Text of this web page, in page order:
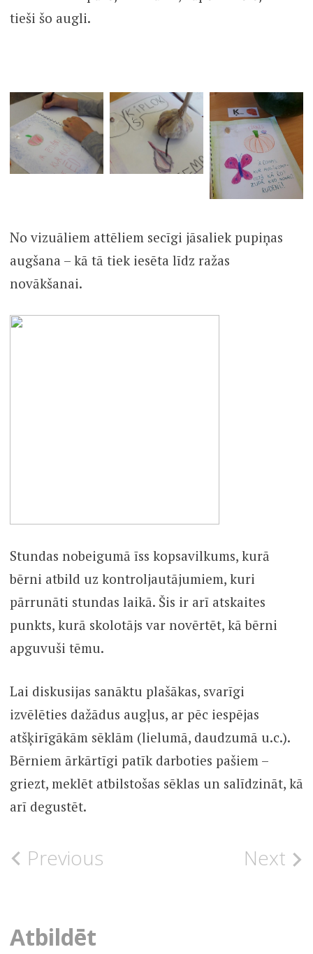
tieši šo augli.
No vizuāliem attēliem secīgi jāsaliek pupiņas
augšana – kā tā tiek iesēta līdz ražas
novākšanai.
Stundas nobeigumā īss kopsavilkums, kurā
bērni atbild uz kontroljautājumiem, kuri
pārrunāti stundas laikā. Šis ir arī atskaites
punkts, kurā skolotājs var novērtēt, kā bērni
apguvuši tēmu.
Lai diskusijas sanāktu plašākas, svarīgi
izvēlēties dažādus augļus, ar pēc iespējas
atšķirīgākām sēklām (lielumā, daudzumā u.c.).
Bērniem ārkārtīgi patīk darboties pašiem –
griezt, meklēt atbilstošas sēklas un salīdzināt, kā
arī degustēt.
SIN
CATEGORÍA
Post
Previous Next
Atbildēt